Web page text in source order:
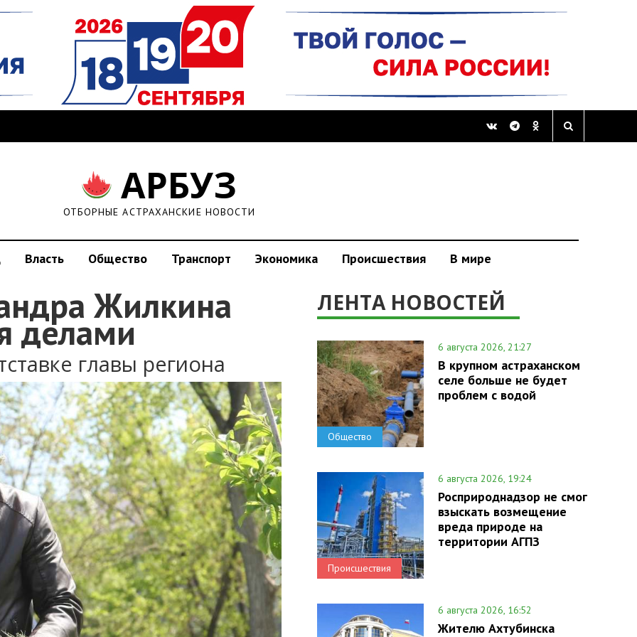
АРБУЗ
ОТБОРНЫЕ АСТРАХАНСКИЕ НОВОСТИ
Власть Общество Транспорт Экономика Происшествия В мире
Жилкина
делами
главы региона
ЛЕНТА НОВОСТЕЙ
Общество
6 августа 2026, 21:27
В крупном астраханском
селе больше не будет
проблем с водой
Происшествия
6 августа 2026, 19:24
Росприроднадзор не смог
взыскать возмещение
вреда природе на
территории АГПЗ
6 августа 2026, 16:52
Жителю Ахтубинска